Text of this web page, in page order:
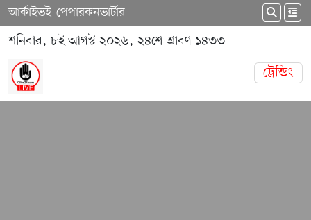
আর্কাইভই-পেপারকনভার্টার
শনিবার, ৮ই আগস্ট ২০২৬, ২৪শে শ্রাবণ ১৪৩৩
ট্রেন্ডিং